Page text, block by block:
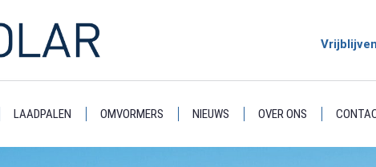
LAADPALEN OMVORMERS NIEUWS OVER ONS